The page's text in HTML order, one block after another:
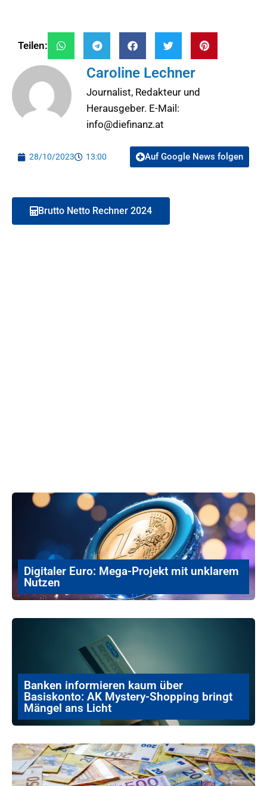
Teilen:
Caroline Lechner
Journalist, Redakteur und
Herausgeber. E-Mail:
info@diefinanz.at
28/10/2023 13:00 Auf Google News folgen
Brutto Netto Rechner 2024
Digitaler Euro: Mega-Projekt mit unklarem
Nutzen
Banken informieren kaum über
Basiskonto: AK Mystery-Shopping bringt
Mängel ans Licht